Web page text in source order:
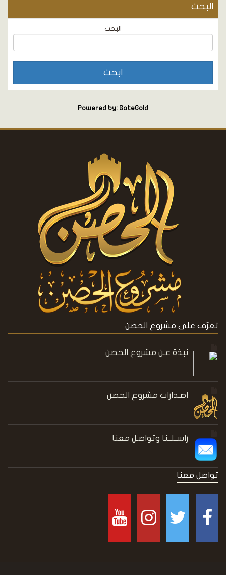
البحث
البحث
Powered by: GateGold
تعرّف على مشروع الحصن
نبذة عـن مشروع الحصن
اصـدارات مشروع الحصن
راســلــنا وتواصـل معنا
تواصل معنا